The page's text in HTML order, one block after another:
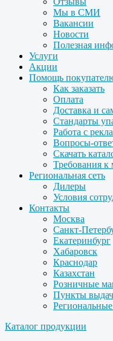
Мы в СМИ
Вакансии
Новости
Полезная
Услуги
Акции
Помощь
Как заказать
Оплата
Доставка и
Стандарты
Работа с
Вопросы-
Скачать
Требования к
Региональная сеть
Дилеры
Условия
Контакты
Москва
Санкт-
Екатеринбург
Хабаровск
Краснодар
Казахстан
Розничные
Пункты
Каталог продукции